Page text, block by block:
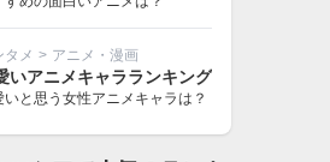
タメ > アニメ・漫画
いアニメキャラランキング
いと思う女性アニメキャラは？